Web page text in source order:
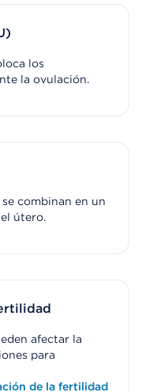
los
la ovulación.
combinan en un
útero.
afectar la
para
de la fertilidad